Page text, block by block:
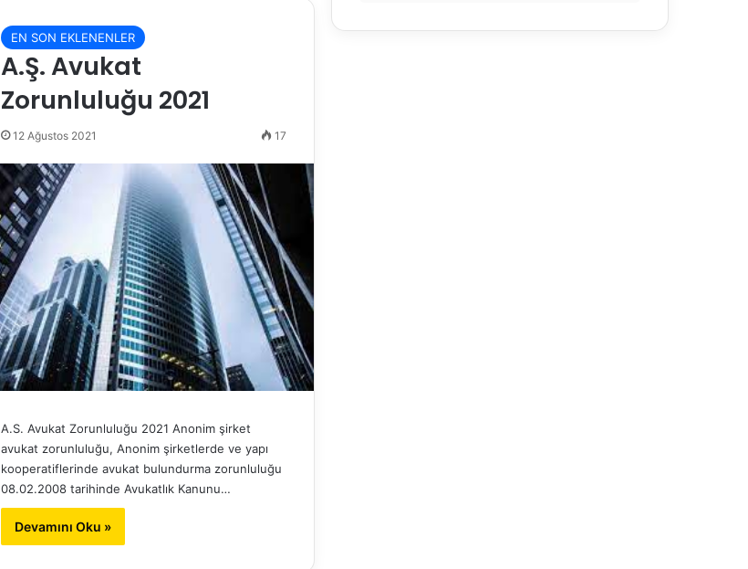
EN SON EKLENENLER
A.Ş. Avukat
Zorunluluğu 2021
12 Ağustos 2021 17
A.S. Avukat Zorunluluğu 2021 Anonim şirket
avukat zorunluluğu, Anonim şirketlerde ve yapı
kooperatiflerinde avukat bulundurma zorunluluğu
08.02.2008 tarihinde Avukatlık Kanunu…
Devamını Oku »